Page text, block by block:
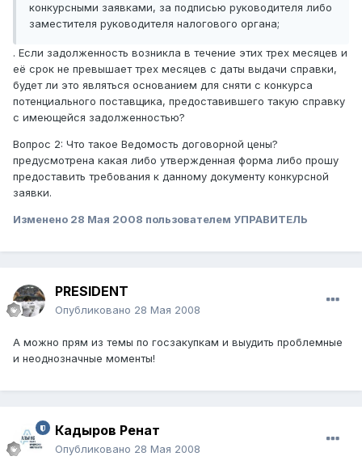
конкурсными заявками, за подписью руководителя либо
заместителя руководителя налогового органа;
. Если задолженность возникла в течение этих трех месяцев и
её срок не превышает трех месяцев с даты выдачи справки,
будет ли это являться основанием для сняти с конкурса
потенциального поставщика, предоставившего такую справку
с имеющейся задолженностью?
Вопрос 2: Что такое Ведомость договорной цены?
предусмотрена какая либо утвержденная форма либо прошу
предоставить требования к данному документу конкурсной
заявки.
Изменено 28 Мая 2008 пользователем УПРАВИТЕЛЬ
PRESIDENT
Опубликовано 28 Мая 2008
А можно прям из темы по госзакупкам и выудить проблемные
и неоднозначные моменты!
Кадыров Ренат
Опубликовано 28 Мая 2008